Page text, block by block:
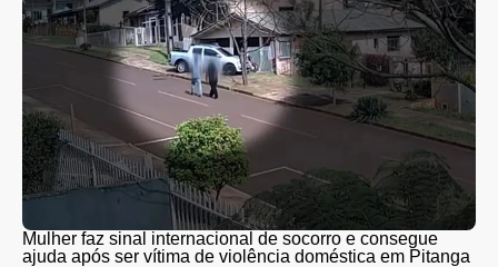
Mulher faz sinal internacional de socorro e consegue
ajuda após ser vítima de violência doméstica em Pitanga